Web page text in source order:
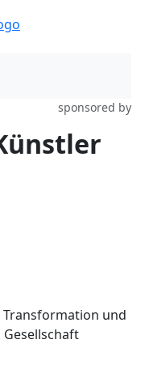
sponsored by
und